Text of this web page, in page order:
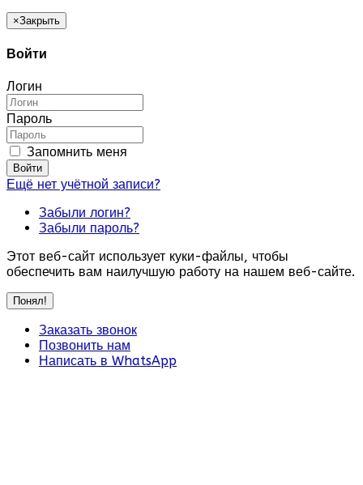
×Закрыть
Войти
Логин
Пароль
Запомнить меня
Войти
Ещё нет учётной записи?
Забыли логин?
Забыли пароль?
Этот веб-сайт использует куки-файлы, чтобы
обеспечить вам наилучшую работу на нашем веб-сайте.
Понял!
Заказать звонок
Позвонить нам
Написать в WhatsApp